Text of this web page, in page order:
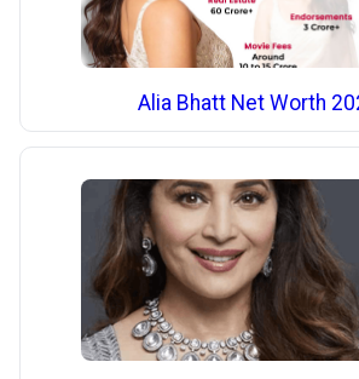
Alia Bhatt Net Worth